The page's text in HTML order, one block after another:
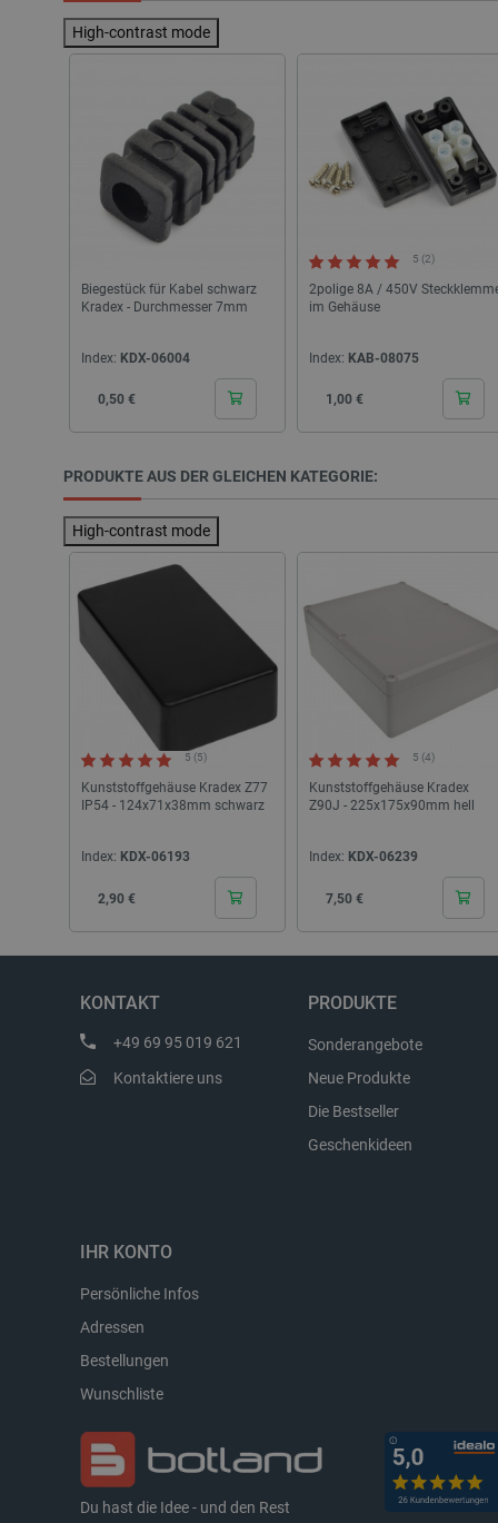
High-contrast mode
Biegestück für Kabel schwarz
Kradex - Durchmesser 7mm
Index: KDX-06004
Cena
0,50 €
5 (2)
2polige 8A / 450V
im Gehäuse
Index: KAB-08075
Cena
1,00 €
PRODUKTE AUS DER GLEICHEN KATEGORIE:
High-contrast mode
5 (5)
Kunststoffgehäuse Kradex Z77
IP54 - 124x71x38mm schwarz
Index: KDX-06193
Cena
2,90 €
5 (4)
Kunststoffgehäuse Kradex
Z90J - 225x175x90mm hell
Index: KDX-06239
Cena
7,50 €
KONTAKT
+49 69 95 019 621
Kontaktiere uns
PRODUKTE
Sonderangebote
Neue Produkte
Die Bestseller
Geschenkideen
IHR KONTO
Persönliche Infos
Adressen
Bestellungen
Wunschliste
Du hast die Idee - und den Rest
Unbedingt erforderliche
die unbedingt
Name
PrestaShop-
critData
CookieScriptConsent
isListDisplay
LaSID
_smvs
lbx_ac_easystorage